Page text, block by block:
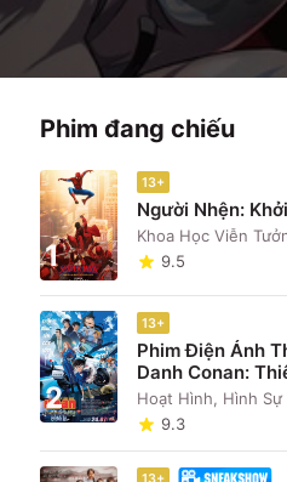
Phim đang chiếu
1
13+
Người Nhện:
Khoa Học Viễn
9.5
2
13+
Phim Điện Ảnh
Danh Conan:
Trên Xa Lộ
Hoạt Hình, Hình Sự
9.3
13+